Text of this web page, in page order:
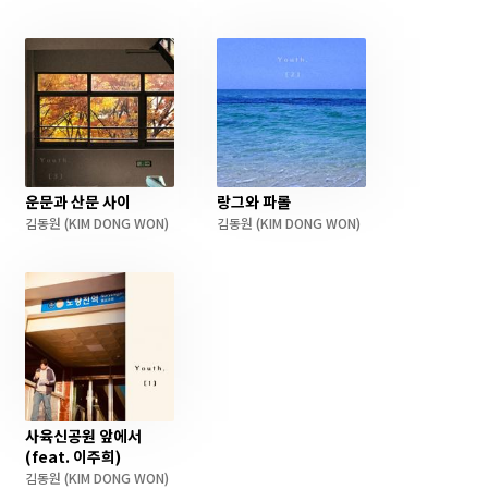
운문과 산문 사이
김동원 (KIM DONG WON)
랑그와 파롤
김동원 (KIM DONG WON)
사육신공원 앞에서
(feat. 이주희)
김동원 (KIM DONG WON)